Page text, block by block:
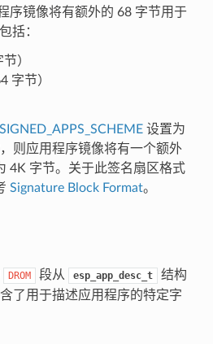
序镜像将有额外的 68 字节用于
括：
）
字节）
设置为
，则应用程序镜像将有一个额外
4K 字节。关于此签名扇区格式
Signature Block Format。
DROM 段从 esp_app_desc_t
结构
了用于描述应用程序的特定字